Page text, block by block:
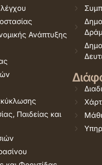
Ανάπτυξης
Παιδείας και